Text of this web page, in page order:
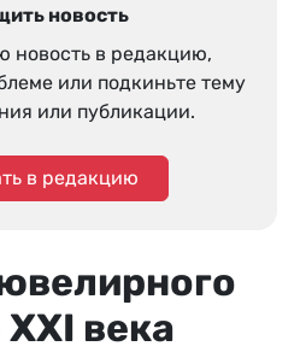
новость
новость в редакцию,
или подкиньте тему
или публикации.
в редакцию
века